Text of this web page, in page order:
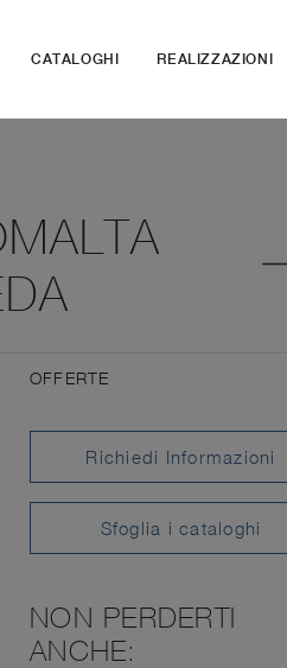
CATALOGHI REALIZZAZIONI
OFFERTE
Richiedi Informazioni
Sfoglia i cataloghi
NON PERDERTI
ANCHE: